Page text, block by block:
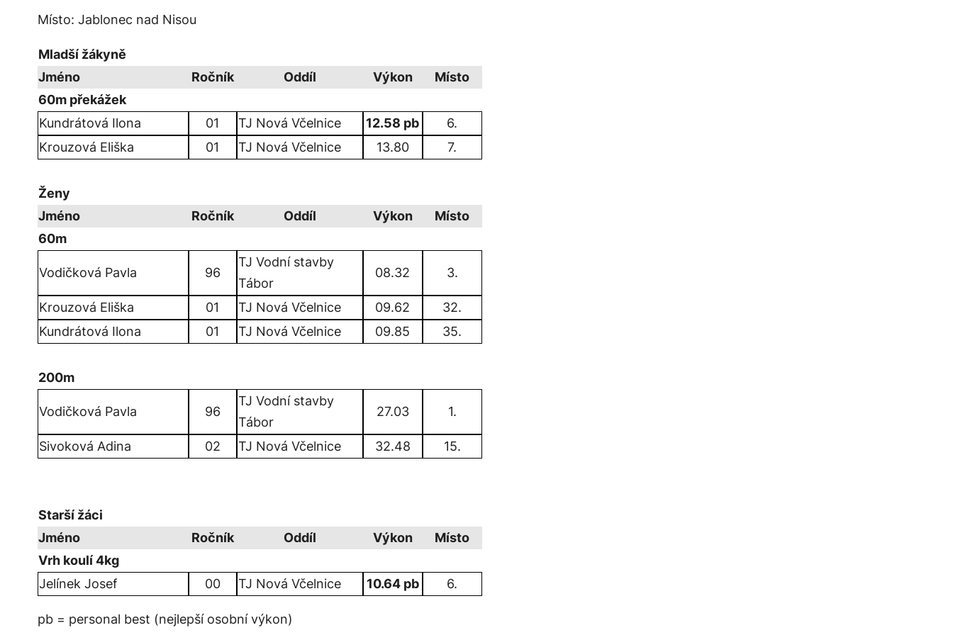
Místo: Jablonec nad Nisou
Mladší žákyně
Jméno
Ročník Oddíl Výkon
Místo
60m překážek
Kundrátová Ilona
01 TJ Nová Včelnice 12.58 pb
6.
Krouzová Eliška
01 TJ Nová Včelnice 13.80 7.
Ženy
Jméno
Ročník Oddíl Výkon
Místo
60m
Vodičková Pavla 96
TJ Vodní stavby
Tábor
08.32 3.
Krouzová Eliška 01 TJ Nová Včelnice 09.62
32.
Kundrátová Ilona
01 TJ Nová Včelnice 09.85 35.
200m
Vodičková Pavla 96
TJ Vodní stavby
Tábor
27.03 1.
Sivoková Adina 02 TJ Nová Včelnice 32.48 15.
Starší žáci
Jméno
Ročník Oddíl Výkon
Místo
Vrh koulí 4kg
Jelínek Josef
00 TJ Nová Včelnice 10.64 pb 6.
pb = personal best (nejlepší osobní výkon)